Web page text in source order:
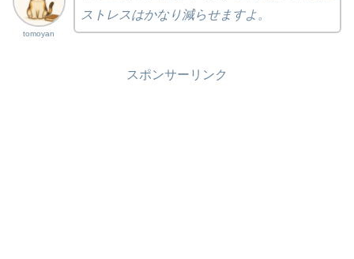
tomoyan
ストレスはかなり減らせますよ。
スポンサーリンク